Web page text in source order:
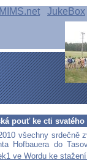
JukeBox
pouť ke cti svatého
všechny srdečně
Hofbauera do
ve Wordu ke